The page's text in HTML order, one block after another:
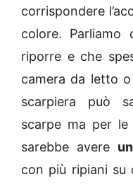
corrispondere
colore.
riporre e che
camera da letto
scarpiera può
scarpe ma per le
sarebbe avere
con più ripiani su